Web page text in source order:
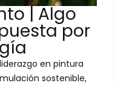
| Algo
por
en pintura
sostenible,